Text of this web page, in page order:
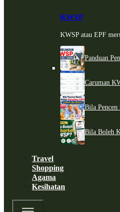
KWSP
KWSP atau EPF
Panduan
Caruman
Bila Pencen
Bila Boleh
Travel
Shopping
Agama
Kesihatan